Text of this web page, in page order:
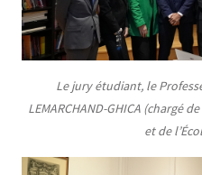
Le jury étudiant, le
LEMARCHAND-GHICA (chargé
et de